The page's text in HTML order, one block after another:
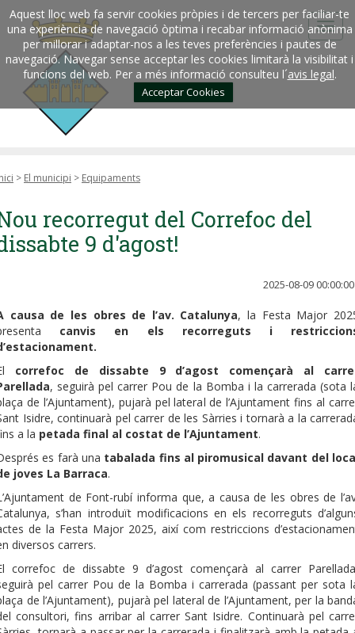
Aquest lloc web fa servir cookies pròpies i de tercers per faciliar-te
una experiència de navegació òptima i recabar informació anònima
per millorar i adaptar-nos a les teves preferències i pautes de
navegació. Navegar sense acceptar les cookies limitarà la visibilitat i
funcions del web. Per a més informació consulteu l´avis legal.
Acceptar Cookies
> El municipi > Equipaments
recorregut del Correfoc del
9 d'agost!
2025-08-09 00:00:00
causa de les obres de l’av. Catalunya, la Festa Major
canvis en els recorreguts i
correfoc de dissabte 9 d’agost
començarà al
, seguirà pel carrer Pou de la Bomba i la carrerada (sota
de l’Ajuntament), pujarà pel lateral de l’Ajuntament fins al
Isidre, continuarà pel carrer de les Sàrries i tornarà a la
a la petada final al costat de l’Ajuntament.
es farà una tabalada fins al piromusical davant del
joves La Barraca.
de Font-rubí informa que, a causa de les obres de
s’han introduït modificacions en els recorreguts
de la Festa Major 2025, així com restriccions
diversos carrers.
correfoc de dissabte 9 d’agost començarà al carrer
pel carrer Pou de la Bomba i carrerada (passant per sota
de l’Ajuntament), pujarà pel lateral de l’Ajuntament, per la
consultori, fins arribar al carrer Sant Isidre. Continuarà pel